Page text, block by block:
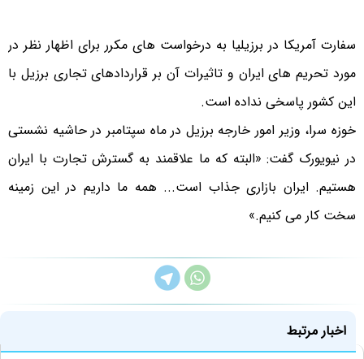
سفارت آمریکا در برزیلیا به درخواست های مکرر برای اظهار نظر در
مورد تحریم های ایران و تاثیرات آن بر قراردادهای تجاری برزیل با
این کشور پاسخی نداده است.
خوزه سرا، وزیر امور خارجه برزیل در ماه سپتامبر در حاشیه نشستی
در نیویورک گفت: «البته که ما علاقمند به گسترش تجارت با ایران
هستیم. ایران بازاری جذاب است... همه ما داریم در این زمینه
سخت کار می کنیم.»
اخبار مرتبط